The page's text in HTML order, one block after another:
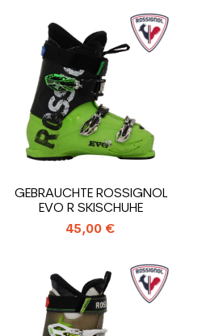
GEBRAUCHTE ROSSIGNOL
EVO R SKISCHUHE
45,00 €